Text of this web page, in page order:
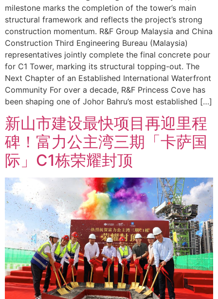
milestone marks the completion of the tower’s main
structural framework and reflects the project’s strong
construction momentum. R&F Group Malaysia and China
Construction Third Engineering Bureau (Malaysia)
representatives jointly complete the final concrete pour
for C1 Tower, marking its structural topping-out. The
Next Chapter of an Established International Waterfront
Community For over a decade, R&F Princess Cove has
been shaping one of Johor Bahru’s most established […]
新山市建设最快项目再迎里程
碑！富力公主湾三期「卡萨国
际」C1栋荣耀封顶